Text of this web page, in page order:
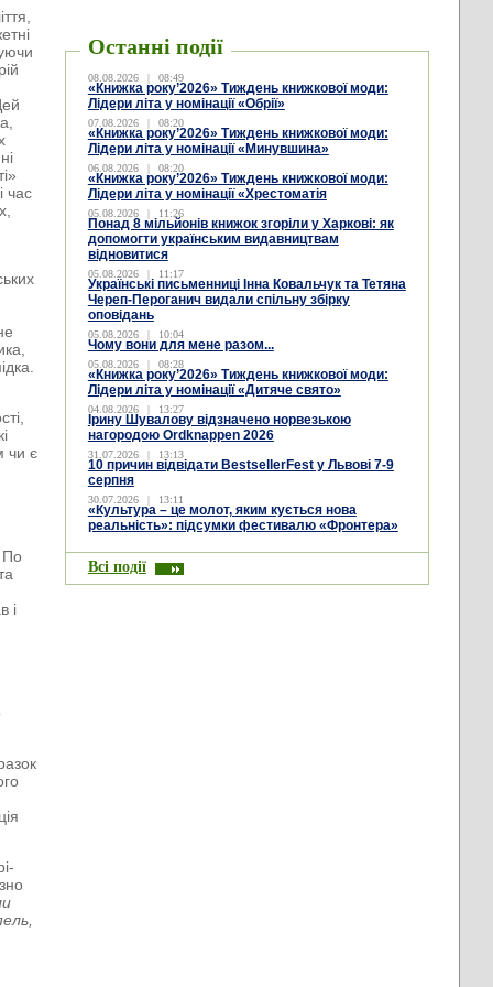
час
чи є
По
і
Останні події
08.08.2026 | 08:49
«Книжка року’2026» Тиждень книжкової моди:
Лідери літа у номінації «Обрії»
07.08.2026 | 08:20
«Книжка року’2026» Тиждень книжкової моди:
Лідери літа у номінації «Минувшина»
06.08.2026 | 08:20
«Книжка року’2026» Тиждень книжкової моди:
Лідери літа у номінації «Хрестоматія
05.08.2026 | 11:26
Понад 8 мільйонів книжок згоріли у Харкові: як
допомогти українським видавництвам
відновитися
05.08.2026 | 11:17
Українські письменниці Інна Ковальчук та Тетяна
Череп-Пероганич видали спільну збірку
оповідань
05.08.2026 | 10:04
Чому вони для мене разом...
05.08.2026 | 08:28
«Книжка року’2026» Тиждень книжкової моди:
Лідери літа у номінації «Дитяче свято»
04.08.2026 | 13:27
Ірину Шувалову відзначено норвезькою
нагородою Ordknappen 2026
31.07.2026 | 13:13
10 причин відвідати BestsellerFest у Львові 7-9
серпня
30.07.2026 | 13:11
«Культура – це молот, яким кується нова
реальність»: підсумки фестивалю «Фронтера»
Всі події